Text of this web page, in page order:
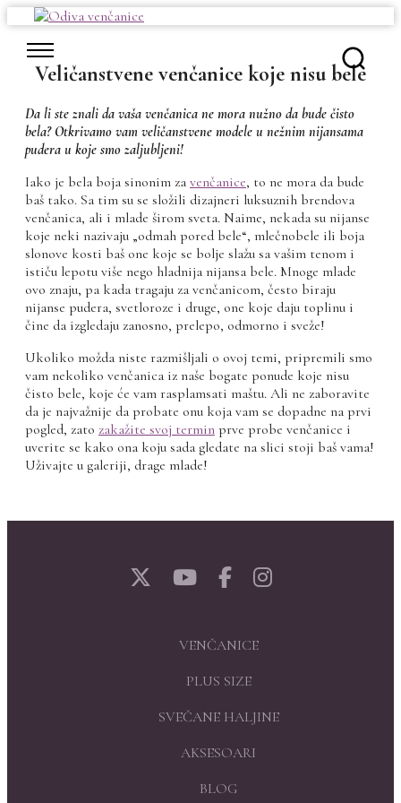
content
Veličanstvene venčanice koje nisu bele
Da li ste znali da vaša venčanica ne mora nužno da bude čisto
bela? Otkrivamo vam veličanstvene modele u nežnim nijansama
pudera u koje smo zaljubljeni!
Iako je bela boja sinonim za venčanice, to ne mora da bude
baš tako. Sa tim su se složili dizajneri luksuznih brendova
venčanica, ali i mlade širom sveta. Naime, nekada su nijanse
koje neki nazivaju „odmah pored bele“, mlečnobele ili boja
slonove kosti baš one koje se bolje slažu sa vašim tenom i
ističu lepotu više nego hladnija nijansa bele. Mnoge mlade
ovo znaju, pa kada tragaju za venčanicom, često biraju
nijanse pudera, svetloroze i druge, one koje daju toplinu i
čine da izgledaju zanosno, prelepo, odmorno i sveže!
Ukoliko možda niste razmišljali o ovoj temi, pripremili smo
vam nekoliko venčanica iz naše bogate ponude koje nisu
čisto bele, koje će vam rasplamsati maštu. Ali ne zaboravite
da je najvažnije da probate onu koja vam se dopadne na prvi
pogled, zato zakažite svoj termin prve probe venčanice i
uverite se kako ona koju sada gledate na slici stoji baš vama!
Uživajte u galeriji, drage mlade!
VENČANICE
PLUS SIZE
SVEČANE HALJINE
AKSESOARI
BLOG